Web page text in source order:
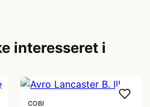
interesseret i
COBI